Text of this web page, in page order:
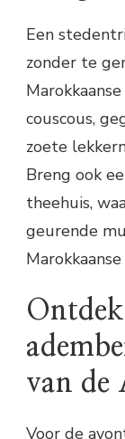
Een
zonder te
couscous,
zoete
Breng ook
theehuis,
geurende
van de
Voor de